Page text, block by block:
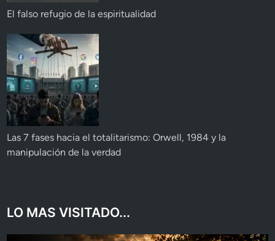
El falso refugio de la espiritualidad
Las 7 fases hacia el totalitarismo: Orwell, 1984 y la
manipulación de la verdad
LO MAS VISITADO...